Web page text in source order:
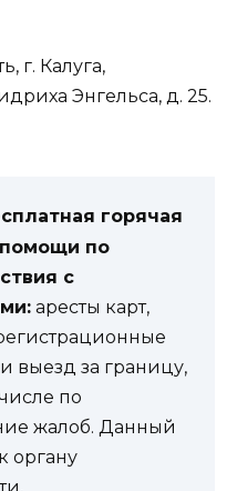
г. Калуга,
Энгельса, д. 25.
горячая
по
с
аресты карт,
выезд за границу,
по
жалоб. Данный
органу